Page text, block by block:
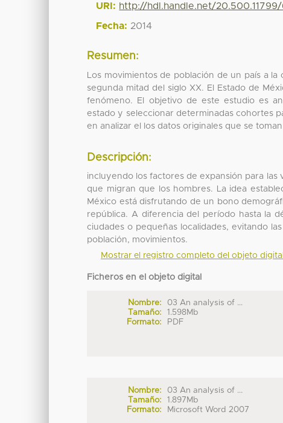
URI: http://hdl.handle.net/
Fecha: 2014
Resumen:
Los movimientos de población de un país a
segunda mitad del siglo XX. El Estado de
fenómeno. El objetivo de este estudio es
estado y seleccionar determinadas cohortes
en analizar el los datos originales que se
Descripción:
incluyendo los factores de expansión para las
que migran que los hombres. La idea
México está disfrutando de un bono
república. A diferencia del período hasta la
ciudades o pequeñas localidades, evitando
población, movimientos.
Mostrar el registro completo del objeto digital
Ficheros en el objeto digital
Nombre:
03 An analysis of ...
Tamaño:
1.598Mb
Formato:
PDF
Nombre:
03 An analysis of ...
Tamaño:
1.897Mb
Formato:
Microsoft Word 2007